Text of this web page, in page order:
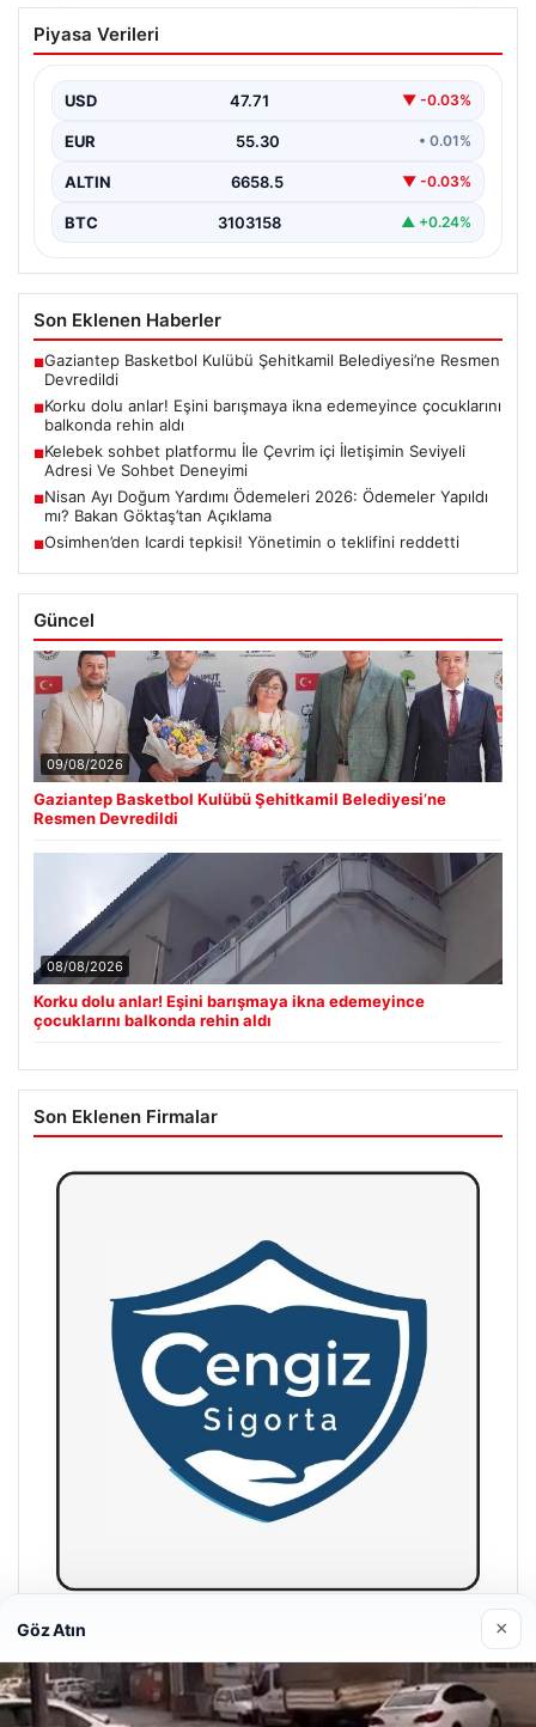
Korku dolu anlar! Eşini barışmaya ikna
edemeyince çocuklarını balkonda rehin
Piyasa Verileri
USD 47.71 ▼ -0.03%
EUR 55.30 • 0.01%
ALTIN 6658.5 ▼ -0.03%
BTC 3103158 ▲ +0.24%
Son Eklenen Haberler
■Gaziantep Basketbol Kulübü Şehitkamil Belediyesi’ne Resmen
Devredildi
■Korku dolu anlar! Eşini barışmaya ikna edemeyince çocuklarını
balkonda rehin aldı
■Kelebek sohbet platformu İle Çevrim içi İletişimin Seviyeli
Adresi Ve Sohbet Deneyimi
■Nisan Ayı Doğum Yardımı Ödemeleri 2026: Ödemeler Yapıldı
mı? Bakan Göktaş’tan Açıklama
■Osimhen’den Icardi tepkisi! Yönetimin o teklifini reddetti
Güncel
09/08/2026
Gaziantep Basketbol Kulübü Şehitkamil Belediyesi’ne
Resmen Devredildi
08/08/2026
Korku dolu anlar! Eşini barışmaya ikna edemeyince
çocuklarını balkonda rehin aldı
Son Eklenen Firmalar
Hastaş Beton
26/05/2026
Göz Atın ×